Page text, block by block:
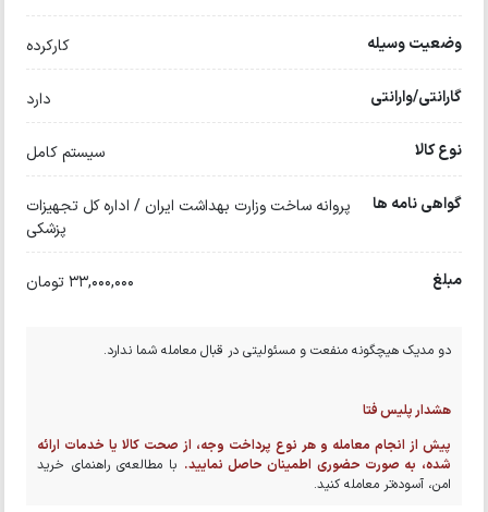
وضعیت وسیله کارکرده
گارانتی/وارانتی دارد
نوع کالا سیستم کامل
گواهی نامه ها
پروانه ساخت وزارت بهداشت ایران / اداره کل تجهیزات
پزشکی
مبلغ 33,000,000 تومان
دو مدیک هیچگونه منفعت و مسئولیتی در قبال معامله شما ندارد.
هشدار پلیس فتا
پیش از انجام معامله و هر نوع پرداخت وجه، از صحت کالا یا خدمات ارائه
شده، به صورت حضوری اطمینان حاصل نمایید. با مطالعه‌ی راهنمای خرید
امن، آسوده‌تر معامله کنید.